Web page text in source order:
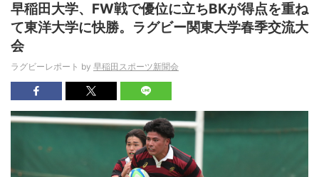
早稲田大学、FW戦で優位に立ちBKが得点を重ね
て東洋大学に快勝。ラグビー関東大学春季交流大
会
ラグビーレポート by 早稲田スポーツ新聞会